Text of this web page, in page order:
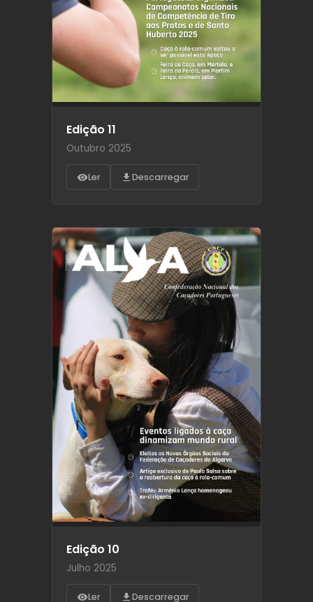
Edição 11
Outubro 2025
Ler Descarregar
Edição 10
Julho 2025
Ler Descarregar